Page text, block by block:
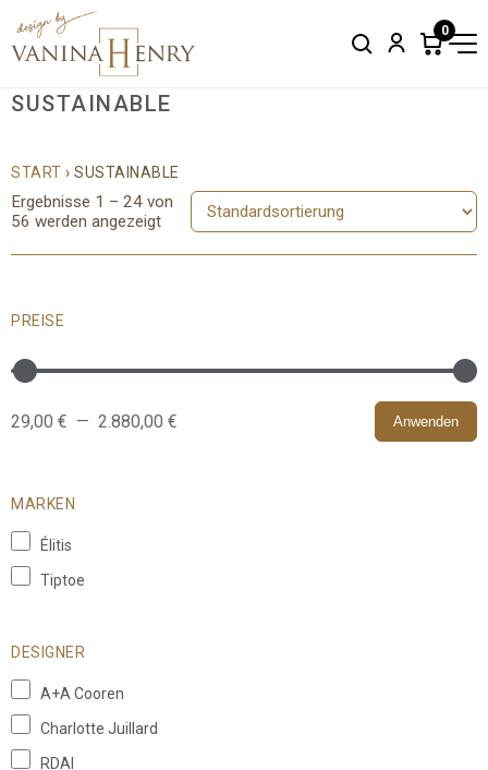
SearchAccount
0
Items
SUSTAINABLE
START › SUSTAINABLE
Ergebnisse 1 – 24 von
56 werden angezeigt
PREISE
29,00 € — 2.880,00 € Anwenden
MARKEN
Élitis
Tiptoe
DESIGNER
A+A Cooren
Charlotte Juillard
RDAI